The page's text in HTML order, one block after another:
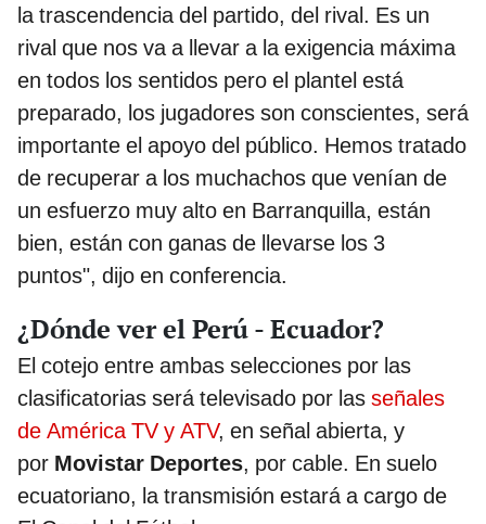
la trascendencia del partido, del rival. Es un
rival que nos va a llevar a la exigencia máxima
en todos los sentidos pero el plantel está
preparado, los jugadores son conscientes, será
importante el apoyo del público. Hemos tratado
de recuperar a los muchachos que venían de
un esfuerzo muy alto en Barranquilla, están
bien, están con ganas de llevarse los 3
puntos", dijo en conferencia.
¿Dónde ver el Perú - Ecuador?
El cotejo entre ambas selecciones por las
clasificatorias será televisado por las señales
de América TV y ATV, en señal abierta, y
por Movistar Deportes, por cable. En suelo
ecuatoriano, la transmisión estará a cargo de